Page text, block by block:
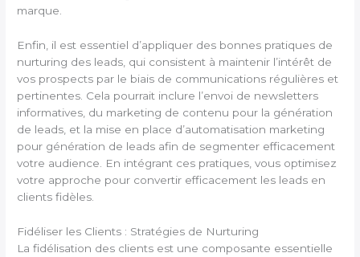
marque.
Enfin, il est essentiel d’appliquer des bonnes pratiques de
nurturing des leads, qui consistent à maintenir l’intérêt de
vos prospects par le biais de communications régulières et
pertinentes. Cela pourrait inclure l’envoi de newsletters
informatives, du marketing de contenu pour la génération
de leads, et la mise en place d’automatisation marketing
pour génération de leads afin de segmenter efficacement
votre audience. En intégrant ces pratiques, vous optimisez
votre approche pour convertir efficacement les leads en
clients fidèles.
Fidéliser les Clients : Stratégies de Nurturing
La fidélisation des clients est une composante essentielle